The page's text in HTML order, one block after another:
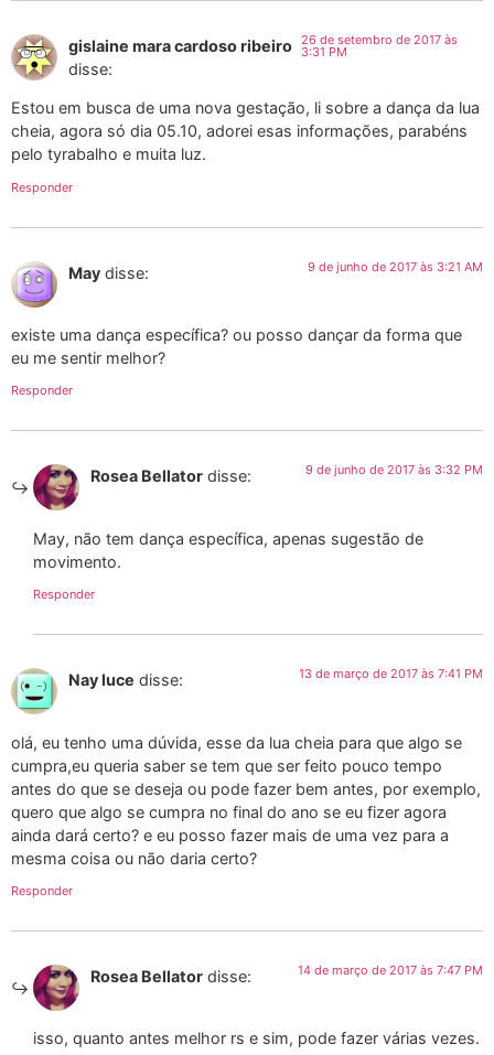
gislaine mara cardoso ribeiro
disse:
26 de setembro de 2017 às
3:31 PM
Estou em busca de uma nova gestação, li sobre a dança da lua
cheia, agora só dia 05.10, adorei esas informações, parabéns
pelo tyrabalho e muita luz.
Responder
May disse: 9 de junho de 2017 às 3:21 AM
existe uma dança específica? ou posso dançar da forma que
eu me sentir melhor?
Responder
Rosea Bellator disse: 9 de junho de 2017 às 3:32 PM
May, não tem dança específica, apenas sugestão de
movimento.
Responder
Nay luce disse: 13 de março de 2017 às 7:41 PM
olá, eu tenho uma dúvida, esse da lua cheia para que algo se
cumpra,eu queria saber se tem que ser feito pouco tempo
antes do que se deseja ou pode fazer bem antes, por exemplo,
quero que algo se cumpra no final do ano se eu fizer agora
ainda dará certo? e eu posso fazer mais de uma vez para a
mesma coisa ou não daria certo?
Responder
Rosea Bellator disse: 14 de março de 2017 às 7:47 PM
isso, quanto antes melhor rs e sim, pode fazer várias vezes.